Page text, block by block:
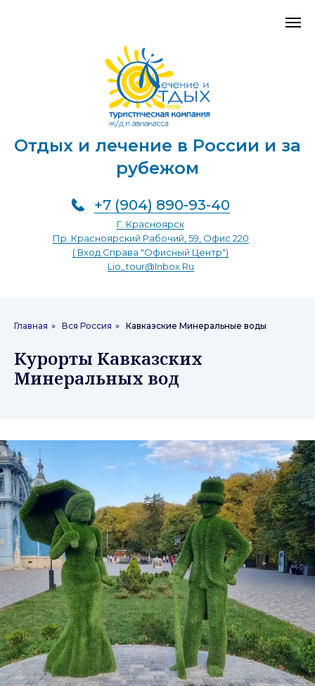
Отдых и лечение в России и за
рубежом
+7 (904) 890-93-40
Г. Красноярск
Пр. Красноярский Рабочий, 59, Офис 220
( Вход Справа "Офисный Центр")
Lio_tour@inbox.ru
Главная » Вся Россия » Кавказские Минеральные воды
Курорты Кавказских
Минеральных вод